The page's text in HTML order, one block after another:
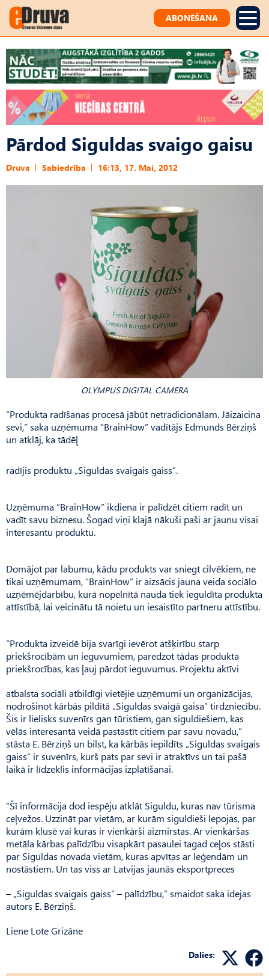
ABONĒŠANA
Pārdod Siguldas svaigo gaisu
Druva Sabiedrība 16:13, 17. Mai, 2012
OLYMPUS DIGITAL CAMERA
“Produkta radīšanas procesā jābūt netradicionālam. Jāizaicina
sevi,” saka uzņēmuma “BrainHow” vadītājs Edmunds Bērziņš
un atklāj, ka tādēļ
radījis produktu „Siguldas svaigais gaiss”.
Uzņēmuma “BrainHow” ikdiena ir palīdzēt citiem radīt un
vadīt savu biznesu. Šogad viņi klajā nākuši paši ar jaunu visai
interesantu produktu.
Domājot par labumu, kādu produkts var sniegt cilvēkiem, ne
tikai uzņēmumam, “BrainHow” ir aizsācis jauna veida sociālo
uzņēmējdarbību, kurā nopelnītā nauda tiek ieguldīta produkta
attīstībā, lai veicinātu tā noietu un iesaistīto partneru attīstību.
“Produkta izveidē bija svarīgi ievērot atšķirību starp
priekšrocībām un ieguvumiem, paredzot tādas produkta
priekšrocības, kas ļauj pārdot ieguvumus. Projektu aktīvi
atbalsta sociāli atbildīgi vietējie uzņēmumi un organizācijas,
nodrošinot kārbās pildītā „Siguldas svaigā gaisa” tirdzniecību.
Šis ir lielisks suvenīrs gan tūristiem, gan siguldiešiem, kas
vēlās interesantā veidā pastāstīt citiem par savu novadu,”
stāsta E. Bērziņš un bilst, ka kārbās iepildīts „Siguldas svaigais
gaiss” ir suvenīrs, kurš pats par sevi ir atraktīvs un tai pašā
laikā ir līdzeklis informācijas izplatīšanai.
“Šī informācija dod iespēju atklāt Siguldu, kuras nav tūrisma
ceļvežos. Uzzināt par vietām, ar kurām siguldieši lepojas, par
kurām klusē vai kuras ir vienkārši aizmirstas. Ar vienkāršas
metāla kārbas palīdzību visapkārt pasaulei tagad ceļos stāsti
par Siguldas novada vietām, kuras apvītas ar leģendām un
nostāstiem. Un tas viss ar Latvijas jaunās eksportpreces
– „Siguldas svaigais gaiss” – palīdzību,” smaidot saka idejas
autors E. Bērziņš.
Liene Lote Grizāne
Dalies: